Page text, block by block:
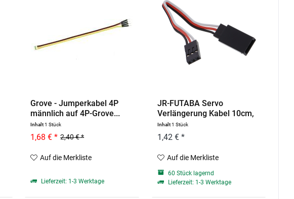
Grove - Jumperkabel 4P
männlich auf 4P-Grove...
Inhalt1 Stück
2,40 € *
1,68 € *
Auf die Merkliste
Lieferzeit: 1-3 Werktage
JR-FUTABA Servo
Verlängerung Kabel 10cm,
female...
Inhalt1 Stück
1,42 € *
Auf die Merkliste
60 Stück lagernd
Lieferzeit: 1-3 Werktage